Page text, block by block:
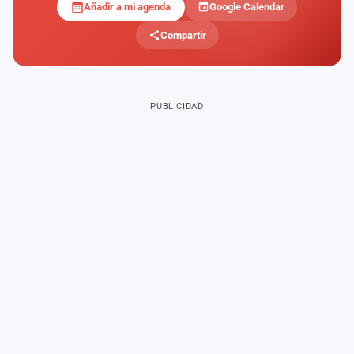
Añadir a mi agenda Google Calendar
Compartir
PUBLICIDAD